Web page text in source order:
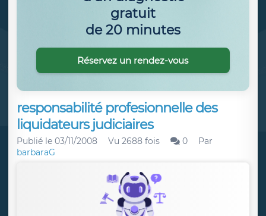
responsabilité profesionnelle des
liquidateurs judiciaires
Publié le 03/11/2008 Vu 2688 fois 0
Par
barbaraG
gratuit
de 20 minutes
Réservez un rendez-vous